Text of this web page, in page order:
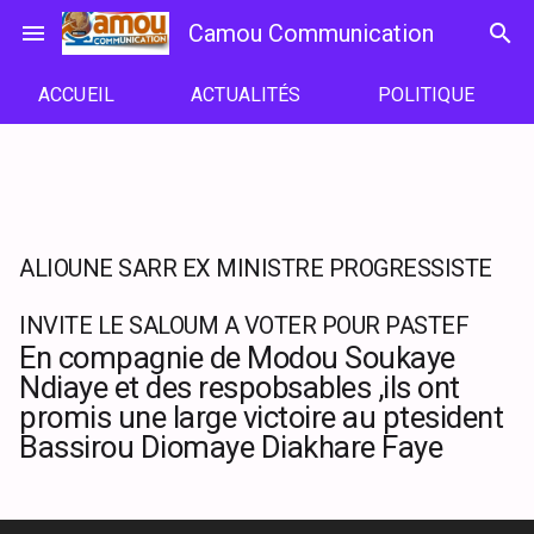
menu Camou Communication search
ACCUEIL ACTUALITÉS POLITIQUE
ALIOUNE SARR EX MINISTRE PROGRESSISTE
INVITE LE SALOUM A VOTER POUR PASTEF
En compagnie de Modou Soukaye
Ndiaye et des respobsables ,ils ont
promis une large victoire au ptesident
Bassirou Diomaye Diakhare Faye